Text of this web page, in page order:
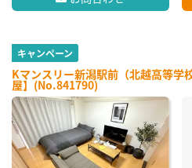
キャンペーン
Kマンスリー新潟駅前（北越高等学
屋】(No.841790)